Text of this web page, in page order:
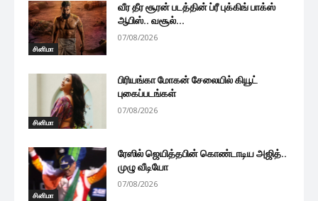
சினிமா
வீர தீர சூரன் படத்தின் ப்ரீ புக்கிங் பாக்ஸ்
ஆபிஸ்.. வசூல்...
07/08/2026
சினிமா
பிரியங்கா மோகன் சேலையில் கியூட்
புகைப்படங்கள்
07/08/2026
சினிமா
ரேஸில் ஜெயித்தபின் கொண்டாடிய அஜித்..
முழு வீடியோ
07/08/2026